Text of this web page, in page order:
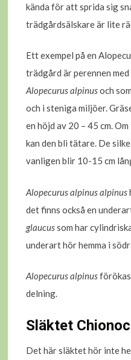
kända för att sprida sig
trädgårdsälskare är lite
Ett exempel på en
trädgård är perennen
Alopecurus alpinusoch
och i steniga miljöer.
en höjd av 20 – 45 cm.
kan den bli tätare. De
vanligen blir 10-15 cm
Alopecurus alpinus alpinus
det finns också en
glaucussom har
underart hör hemma i
Alopecurus alpinus
delning.
Släktet
Det här släktet hör inte